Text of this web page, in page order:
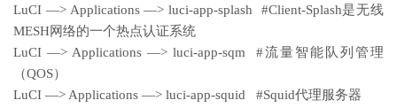
LuCI —> Applications —> luci-app-splash #Client-Splash是无线
MESH网络的一个热点认证系统
LuCI —> Applications —> luci-app-sqm #流量智能队列管理
（QOS）
LuCI —> Applications —> luci-app-squid #Squid代理服务器